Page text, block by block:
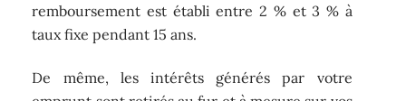
remboursement est établi entre 2 % et 3 % à
taux fixe pendant 15 ans.
De même, les intérêts générés par votre